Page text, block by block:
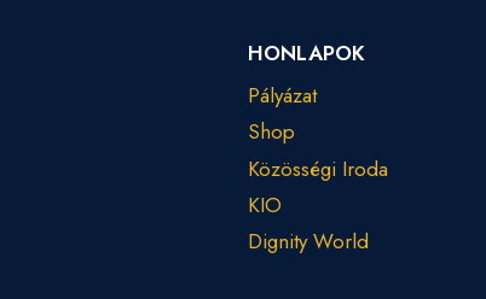
HONLAPOK
Pályázat
Shop
Közösségi Iroda
KIO
Dignity World